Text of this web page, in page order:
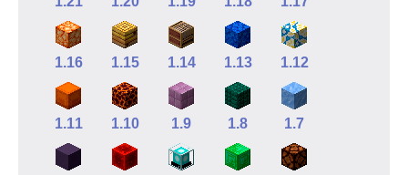
1.16 1.15 1.14 1.13 1.12
1.11 1.10 1.9 1.8 1.7